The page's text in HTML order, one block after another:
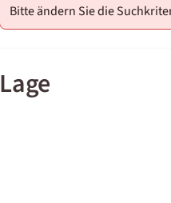
Bitte ändern Sie die
Lage